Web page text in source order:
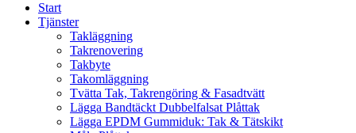
Start
Tjänster
Takläggning
Takrenovering
Takbyte
Takomläggning
Tvätta Tak, Takrengöring & Fasadtvätt
Lägga Bandtäckt Dubbelfalsat Plåttak
Lägga EPDM Gummiduk: Tak & Tätskikt